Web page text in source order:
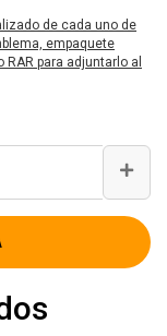
de cada uno de
empaquete
para adjuntarlo al